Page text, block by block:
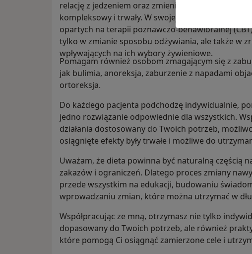
relację z jedzeniem oraz zmienić nieprawidłowe
kompleksowy i trwały. W swojej pracy korzystam
opartych na terapii poznawczo-behawioralnej
tylko w zmianie sposobu odżywiania, ale także w
wpływających na ich wybory żywieniowe.
Pomagam również osobom zmagającym się z
jak bulimia, anoreksja, zaburzenie z napadami
ortoreksja.
Do każdego pacjenta podchodzę indywidualnie,
jedno rozwiązanie odpowiednie dla wszystkich.
działania dostosowany do Twoich potrzeb,
osiągnięte efekty były trwałe i możliwe do
Uważam, że dieta powinna być naturalną częścią
zakazów i ograniczeń. Dlatego proces zmiany
przede wszystkim na edukacji, budowaniu
wprowadzaniu zmian, które można utrzymać w
Współpracując ze mną, otrzymasz nie tylko
dopasowany do Twoich potrzeb, ale również
które pomogą Ci osiągnąć zamierzone cele i